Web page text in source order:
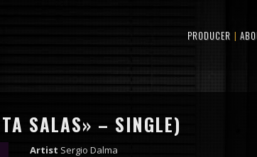
PRODUCER
SALAS» – SINGLE)
Artist Sergio Dalma